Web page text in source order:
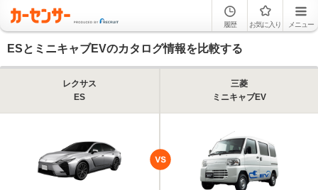
履歴 お気に入り メニュー
ESとミニキャブEVのカタログ情報を比較する
レクサス
ES
三菱
ミニキャブEV